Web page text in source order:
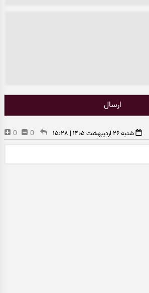
ارسال
شنبه ۲۶ اردیبهشت ۱۴۰۵ | ۱۵:۲۸ 0
0